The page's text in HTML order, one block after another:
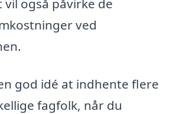
også påvirke de
ved
god idé at indhente flere
fagfolk, når du